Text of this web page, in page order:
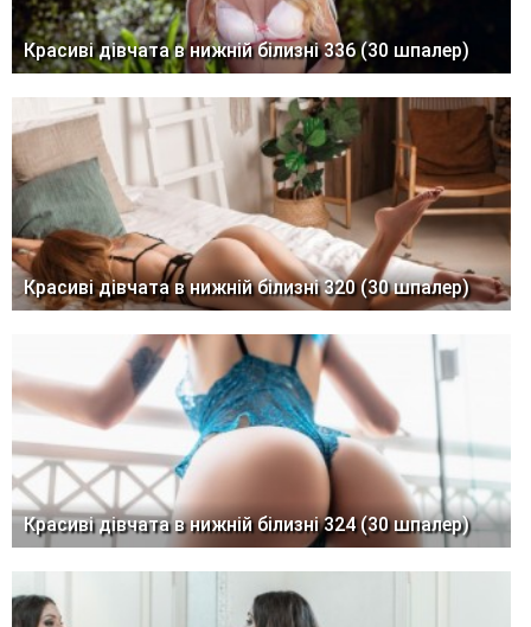
Красиві дівчата в нижній білизні 336 (30 шпалер)
Красиві дівчата в нижній білизні 320 (30 шпалер)
Красиві дівчата в нижній білизні 324 (30 шпалер)